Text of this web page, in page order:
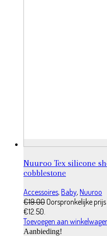
Nuuroo Tex silicone
cobblestone
Accessoires, Baby, Nuuroo
€19.00Oorspronkelijke
€12.50.
Toevoegen aan
Aanbieding!